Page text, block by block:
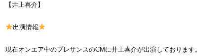
【井上喜介】
出演情報
現在オンエア中のプレサンスのCMに井上喜介が出演しております。